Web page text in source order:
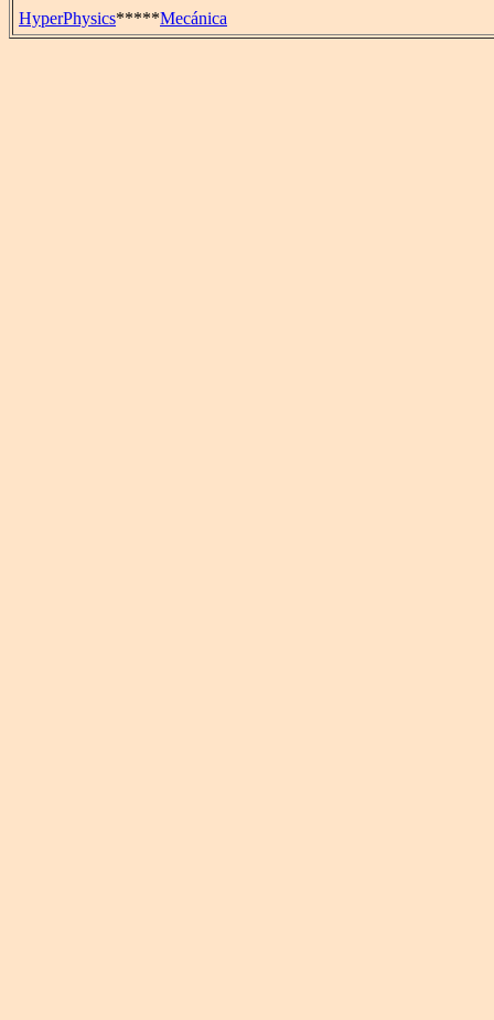
HyperPhysics*****Mecánica